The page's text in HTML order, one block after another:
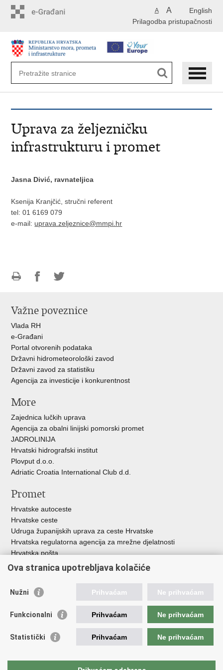
English
A A
Prilagodba pristupačnosti
Uprava za željezničku
infrastrukturu i promet
Jasna Divić, ravnateljica
Ksenija Kranjčić, stručni referent
tel: 01 6169 079
e-mail: uprava.zeljeznice@mmpi.hr
Facebooku
Twitteru
Važne poveznice
Vlada RH
e-Građani
Portal otvorenih podataka
Državni hidrometeorološki zavod
Državni zavod za statistiku
Agencija za investicije i konkurentnost
More
Zajednica lučkih uprava
Agencija za obalni linijski pomorski promet
JADROLINIJA
Hrvatski hidrografski institut
Plovput d.o.o.
Adriatic Croatia International Club d.d.
Promet
Hrvatske autoceste
Hrvatske ceste
Udruga županijskih uprava za ceste Hrvatske
Hrvatska regulatorna agencija za mrežne djelatnosti
Hrvatska pošta
HŽ Infrastruktura d.o.o.
HŽ putnički prijevoz
Agencija za regulaciju tržišta željezničkih usluga
Agencija za sigurnost željezničkog prometa
Međunarodna zračna luka Zagreb - Franjo Tuđman
Hrvatska agencija za civilno zrakoplovstvo
željezničkom prometu
Ova stranica upotrebljava kolačiće
Nužni Prihvaćam Ne prihvaćam
Funkcionalni Prihvaćam Ne prihvaćam
Statistički Prihvaćam Ne prihvaćam